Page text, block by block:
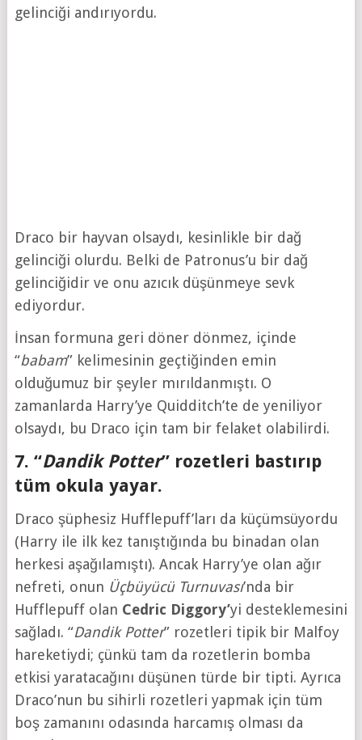
gelinciği andırıyordu.
Draco bir hayvan olsaydı, kesinlikle bir dağ
gelinciği olurdu. Belki de Patronus’u bir dağ
gelinciğidir ve onu azıcık düşünmeye sevk
ediyordur.
İnsan formuna geri döner dönmez, içinde
“babam” kelimesinin geçtiğinden emin
olduğumuz bir şeyler mırıldanmıştı. O
zamanlarda Harry’ye Quidditch’te de yeniliyor
olsaydı, bu Draco için tam bir felaket olabilirdi.
7. “Dandik Potter” rozetleri bastırıp
tüm okula yayar.
Draco şüphesiz Hufflepuff’ları da küçümsüyordu
(Harry ile ilk kez tanıştığında bu binadan olan
herkesi aşağılamıştı). Ancak Harry’ye olan ağır
nefreti, onun Üçbüyücü Turnuvası’nda bir
Hufflepuff olan Cedric Diggory’yi desteklemesini
sağladı. “Dandik Potter” rozetleri tipik bir Malfoy
hareketiydi; çünkü tam da rozetlerin bomba
etkisi yaratacağını düşünen türde bir tipti. Ayrıca
Draco’nun bu sihirli rozetleri yapmak için tüm
boş zamanını odasında harcamış olması da